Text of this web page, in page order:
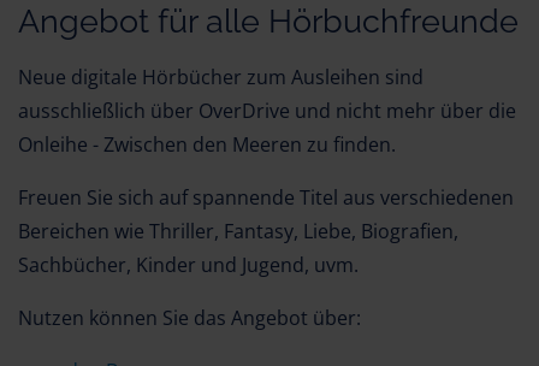
Angebot für alle Hörbuchfreunde
Neue digitale Hörbücher zum Ausleihen sind
ausschließlich über OverDrive und nicht mehr über die
Onleihe - Zwischen den Meeren zu finden.
Freuen Sie sich auf spannende Titel aus verschiedenen
Bereichen wie Thriller, Fantasy, Liebe, Biografien,
Sachbücher, Kinder und Jugend, uvm.
Nutzen können Sie das Angebot über: